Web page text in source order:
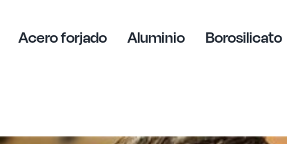
Acero forjado Aluminio Borosilicato